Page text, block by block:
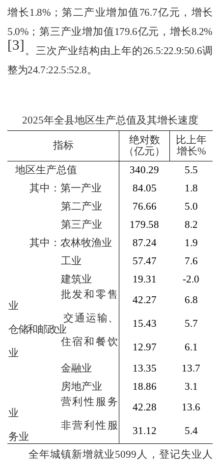
增长 1.8% ；第二产业增加值76.7亿元， 增长
5.0% ；第三产业增加值179.6亿元，增长8.2%
[3] 。三次产业结构由上年的26.5:22.9:50.6调
整为24.7:22.5:52.8。
2025年全县地区生产总值及其增长速度
指标
绝对数
（亿元）
比上年
增长%
地区生产总值
340.29
5.5
其中：第一产业
84.05
1.8
第二产业
76.66
5.0
第三产业
179.58
8.2
其中：农林牧渔业
87.24
1.9
工业
57.47
7.6
建筑业
19.31
-2.0
批发和零售
业
42.27
6.8
交通运输、
仓储和邮政业
15.43
5.7
住宿和餐饮
业
12.97
6.1
金融业
13.35
13.7
房地产业
18.86
3.1
营利性服务
业
42.28
13.6
非营利性服
务业
31.12
5.4
全年城镇新增就业5099 人，登记失业人